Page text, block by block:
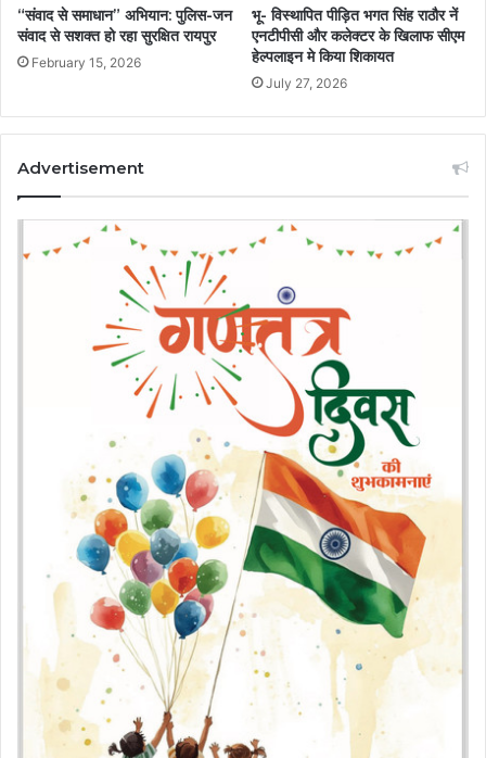
“संवाद से समाधान” अभियान: पुलिस-जन
संवाद से सशक्त हो रहा सुरक्षित रायपुर
February 15, 2026
भू- विस्थापित पीड़ित भगत सिंह राठौर नें
एनटीपीसी और कलेक्टर के खिलाफ सीएम
हेल्पलाइन मे किया शिकायत
July 27, 2026
Advertisement